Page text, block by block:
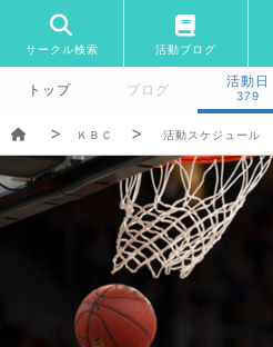
サークル検索 活動ブログ
トップ ブログ
活動日
379
ＫＢＣ 活動スケジュール